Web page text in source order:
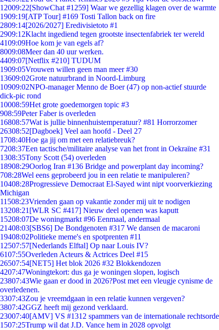
12009:22[ShowChat #1259] Waar we gezellig klagen over de warmte
1909:19[ATP Tour] #169 Tosti Tallon back on fire
2809:14[2026/2027] Eredivisietoto #1
2909:12Klacht ingediend tegen grootste insectenfabriek ter wereld
4109:09Hoe kom je van egels af?
8009:08Meer dan 40 uur werken.
4409:07[Netflix #210] TUDUM
1909:05Vrouwen willen geen man meer #30
13609:02Grote natuurbrand in Noord-Limburg
10909:02NPO-manager Menno de Boer (47) op non-actief stuurde
dick-pic rond
10008:59Het grote goedemorgen topic #3
908:59Peter Faber is overleden
16808:57Wat is jullie binnenhuistemperatuur? #81 Horrorzomer
26308:52[Dagboek] Veel aan hoofd - Deel 27
1708:40Hoe ga jij om met een relatiebreuk?
7208:37Een tactische/militaire analyse van het front in Oekraïne #31
1308:35Tony Scott (54) overleden
18908:29Oorlog Iran #136 Bridge and powerplant day incoming?
708:28Wel eens geprobeerd jou in een relatie te manipuleren?
10408:28Progressieve Democraat El-Sayed wint nipt voorverkiezing
Michigan
11508:23Vrienden gaan op vakantie zonder mij uit te nodigen
13208:21 [WLR SC #417] Nieuw deel openen was kaputt
15208:07De woningmarkt #96 Eenmaal, andermaal
21408:03[SBS6] De Bondgenoten #317 We dansen de macaroni
19408:02Politieke meme's en spotprenten #11
12507:57[Nederlands Elftal] Op naar Louis IV?
6107:55Overleden Acteurs & Actrices Deel #15
26507:54[NET5] Het blok 2026 #32 Blokkendozen
4207:47Woningtekort: dus ga je woningen slopen, logisch
23807:43Wie gaan er dood in 2026?Post met een vleugje cynisme de
overledenen.
3307:43Zou je vreemdgaan in een relatie kunnen vergeven?
3807:42GGZ heeft mij gezond verklaard.
23007:40[AMV] VS #1312 spammers van de internationale rechtsorde
1507:25Trump wil dat J.D. Vance hem in 2028 opvolgt